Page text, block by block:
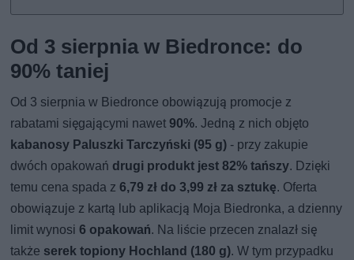
Od 3 sierpnia w Biedronce: do
90% taniej
Od 3 sierpnia w Biedronce obowiązują promocje z
rabatami sięgającymi nawet90%. Jedną z nich objęto
kabanosy Paluszki Tarczyński (95 g) - przy zakupie
dwóch opakowań drugi produkt jest 82% tańszy. Dzięki
temu cena spada z6,79 zł do 3,99 zł za sztukę. Oferta
obowiązuje z kartą lub aplikacją Moja Biedronka, a dzienny
limit wynosi6 opakowań. Na liście przecen znalazł się
także serek topiony Hochland (180 g). W tym przypadku